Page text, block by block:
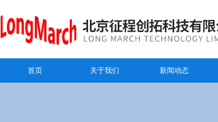
首页 关于我们 新闻动态